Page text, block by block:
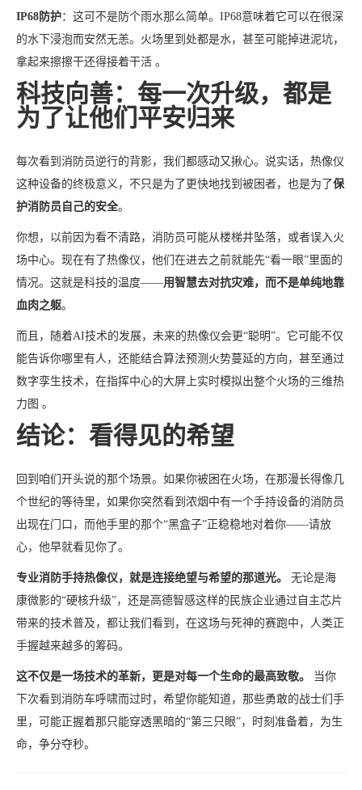
IP68防护：这可不是防个雨水那么简单。IP68意味着它可以在很深
的水下浸泡而安然无恙。火场里到处都是水，甚至可能掉进泥坑，
拿起来擦擦干还得接着干活 。
科技向善：每一次升级，都是
为了让他们平安归来
每次看到消防员逆行的背影，我们都感动又揪心。说实话，热像仪
这种设备的终极意义，不只是为了更快地找到被困者，也是为了保
护消防员自己的安全。
你想，以前因为看不清路，消防员可能从楼梯井坠落，或者误入火
场中心。现在有了热像仪，他们在进去之前就能先“看一眼”里面的
情况。这就是科技的温度——用智慧去对抗灾难，而不是单纯地靠
血肉之躯。
而且，随着AI技术的发展，未来的热像仪会更“聪明”。它可能不仅
能告诉你哪里有人，还能结合算法预测火势蔓延的方向，甚至通过
数字孪生技术，在指挥中心的大屏上实时模拟出整个火场的三维热
力图 。
结论：看得见的希望
回到咱们开头说的那个场景。如果你被困在火场，在那漫长得像几
个世纪的等待里，如果你突然看到浓烟中有一个手持设备的消防员
出现在门口，而他手里的那个“黑盒子”正稳稳地对着你——请放
心，他早就看见你了。
专业消防手持热像仪，就是连接绝望与希望的那道光。
无论是海
康微影的“硬核升级”，还是高德智感这样的民族企业通过自主芯片
带来的技术普及，都让我们看到，在这场与死神的赛跑中，人类正
手握越来越多的筹码。
这不仅是一场技术的革新，更是对每一个生命的最高致敬。
当你
下次看到消防车呼啸而过时，希望你能知道，那些勇敢的战士们手
里，可能正握着那只能穿透黑暗的“第三只眼”，时刻准备着，为生
命，争分夺秒。